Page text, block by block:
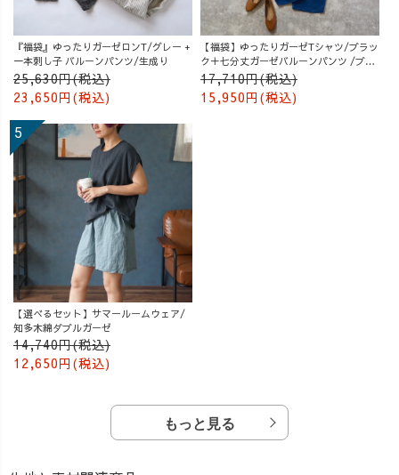
『福袋』ゆったりガーゼロンT/グレー +
一本刺し子 バルーンパンツ/生成り
25,630円(税込)
23,650円(税込)
【福袋】ゆったりガーゼTシャツ/ブラッ
ク＋七分丈ガーゼバルーンパンツ /ブル
ー
17,710円(税込)
15,950円(税込)
【選べるセット】サマールームウェア/
知多木綿ダブルガーゼ
14,740円(税込)
12,650円(税込)
もっと見る